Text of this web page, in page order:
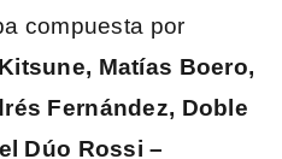
compuesta por
Matías Boero,
Fernández, Doble
Dúo Rossi –